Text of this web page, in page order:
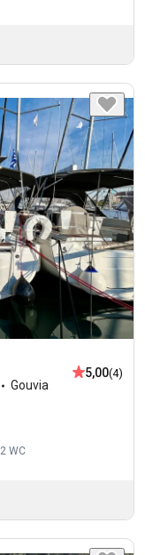
Gouvia
5,00(4)
2 WC